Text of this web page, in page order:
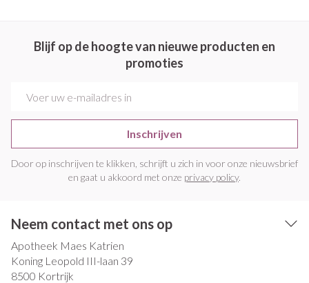
Blijf op de hoogte van nieuwe producten en
promoties
Inschrijven
Door op inschrijven te klikken, schrijft u zich in voor onze nieuwsbrief
en gaat u akkoord met onze privacy policy.
Neem contact met ons op
Apotheek Maes Katrien
Koning Leopold III-laan 39
8500 Kortrijk